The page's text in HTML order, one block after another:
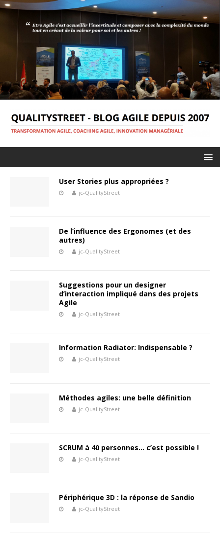
User Stories plus appropriées ?
jc-QualityStreet
De l’influence des Ergonomes (et des
autres)
jc-QualityStreet
Suggestions pour un designer
d’interaction impliqué dans des projets
Agile
jc-QualityStreet
Information Radiator: Indispensable ?
jc-QualityStreet
Méthodes agiles: une belle définition
jc-QualityStreet
SCRUM à 40 personnes… c’est possible !
jc-QualityStreet
Périphérique 3D : la réponse de Sandio
jc-QualityStreet